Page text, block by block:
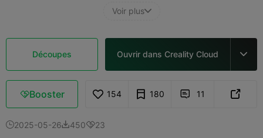
Voir plus
Découpes Ouvrir dans Creality Cloud 
Booster 154 180  11 
2025-05-2645023